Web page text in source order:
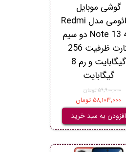
گوشی موبایل
شیائومی مدل Redmi
Note 13 4G دو سیم
کارت ظرفیت 256
گیگابایت و رم 8
گیگابایت
۵۹,۹۰۰,۰۰۰ تومان
۵۸,۱۰۳,۰۰۰ تومان
افزودن به سبد خرید